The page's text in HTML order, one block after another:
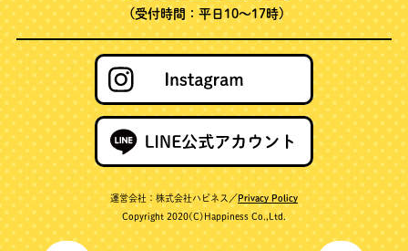
(受付時間：平日10～17時)
運営会社：株式会社ハピネス／Privacy Policy
Copyright 2020(C)Happiness Co.,Ltd.